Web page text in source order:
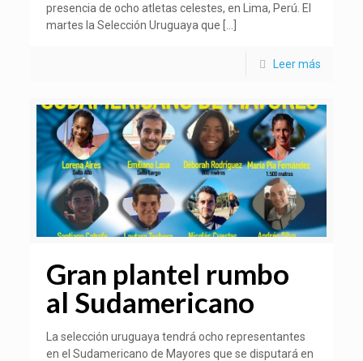
presencia de ocho atletas celestes, en Lima, Perú. El
martes la Selección Uruguaya que
Leer más
Gran plantel rumbo
al Sudamericano
La selección uruguaya tendrá ocho representantes
en el Sudamericano de Mayores que se disputará en